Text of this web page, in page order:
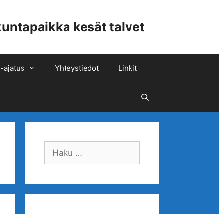
kesät talvet
ajatus Yhteystiedot Linkit
Haku: